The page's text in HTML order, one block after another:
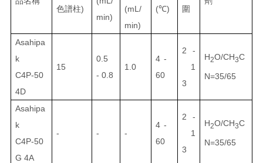
色譜柱)
min)
(mL/
min)
(℃) 圍
Asahipa
k
C4P-50
4D
15
0.5
- 0.8
1.0
4 -
60
2 -
1
3
H2O/CH3C
N=35/65
Asahipa
k
C4P-50
G 4A
- - -
4 -
60
2 -
1
3
H2O/CH3C
N=35/65